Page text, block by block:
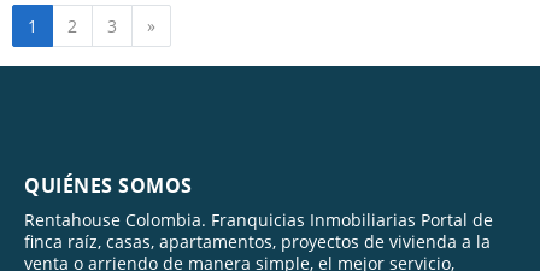
1 2 3 »
QUIÉNES SOMOS
Rentahouse Colombia. Franquicias Inmobiliarias Portal de
finca raíz, casas, apartamentos, proyectos de vivienda a la
venta o arriendo de manera simple, el mejor servicio,